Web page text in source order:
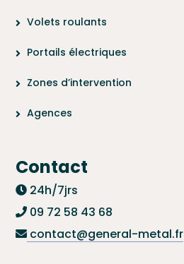
Volets roulants
Portails électriques
Zones d’intervention
Agences
Contact
24h/7jrs
09 72 58 43 68
contact@general-metal.fr